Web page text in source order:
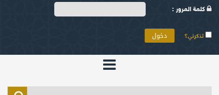
كلمة المرور :
تذكرني؟